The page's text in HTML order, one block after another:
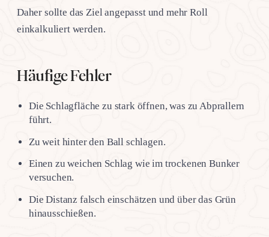
Daher sollte das Ziel angepasst und mehr Roll
einkalkuliert werden.
Häufige Fehler
Die Schlagfläche zu stark öffnen, was zu Abprallern
führt.
Zu weit hinter den Ball schlagen.
Einen zu weichen Schlag wie im trockenen Bunker
versuchen.
Die Distanz falsch einschätzen und über das Grün
hinausschießen.